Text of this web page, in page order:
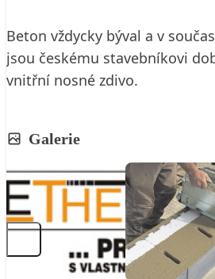
Beton vždycky býval a v
jsou českému stavebníkovi
vnitřní nosné zdivo.
Galerie